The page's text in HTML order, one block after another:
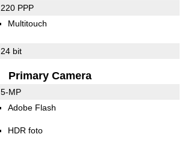
220 PPP
Multitouch
24 bit
Primary Camera
5-MP
Adobe Flash
HDR foto